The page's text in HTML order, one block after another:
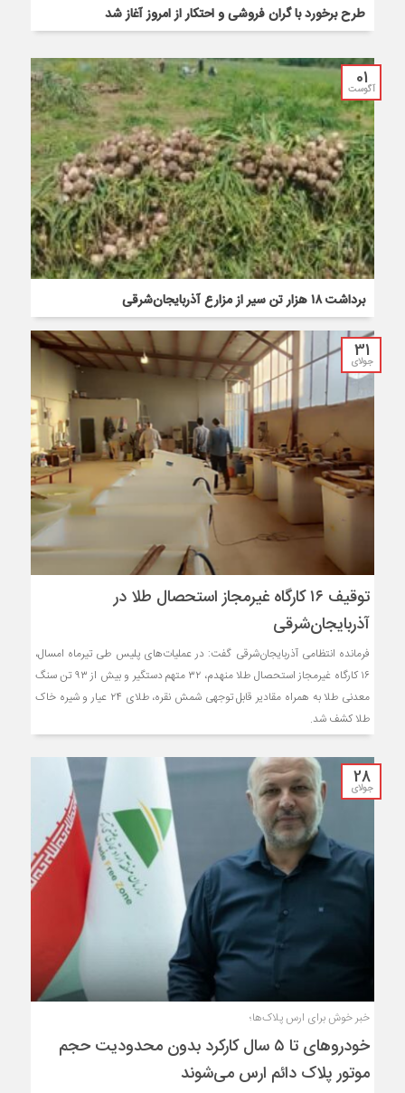
طرح برخورد با گران فروشی و احتکار از امروز آغاز شد
01
آگوست
برداشت ۱۸ هزار تن سیر از مزارع آذربایجان‌شرقی
31
جولای
توقیف ۱۶ کارگاه غیرمجاز استحصال طلا در
آذربایجان‌‌شرقی
فرمانده انتظامی آذربایجان‌شرقی گفت: در عملیات‌های پلیس طی تیرماه امسال،
۱۶ کارگاه غیرمجاز استحصال طلا منهدم، ۳۲ متهم دستگیر و بیش از ۹۳ تن سنگ
معدنی طلا به همراه مقادیر قابل توجهی شمش نقره، طلای ۲۴ عیار و شیره خاک
طلا کشف شد.
28
جولای
خبر خوش برای ارس پلاک‌ها؛
خودروهای تا ۵ سال کارکرد بدون محدودیت حجم
موتور پلاک دائم ارس می‌شوند